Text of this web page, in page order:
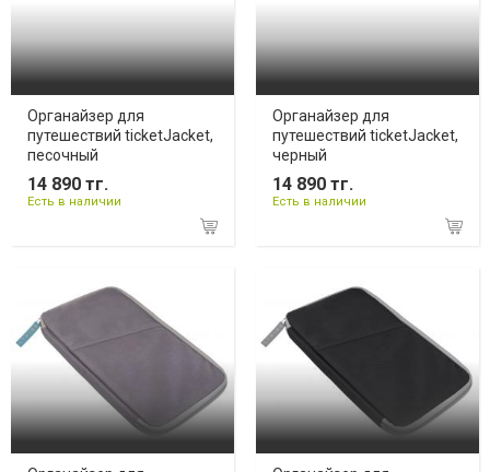
Органайзер для
путешествий ticketJacket,
песочный
14 890 тг.
Есть в наличии
Органайзер для
путешествий ticketJacket,
черный
14 890 тг.
Есть в наличии